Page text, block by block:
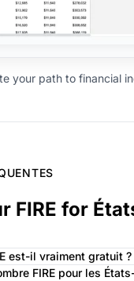
your path to financial
FIRE for
est-il vraiment gratuit ?
FIRE pour les